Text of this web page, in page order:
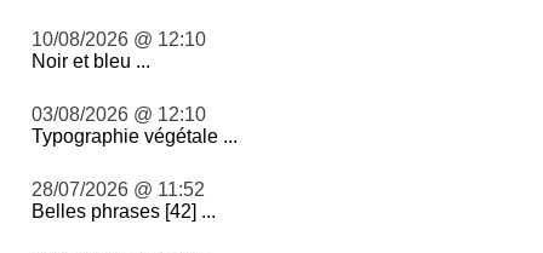
10/08/2026 @ 12:10
Noir et bleu ...
03/08/2026 @ 12:10
Typographie végétale ...
28/07/2026 @ 11:52
Belles phrases [42] ...